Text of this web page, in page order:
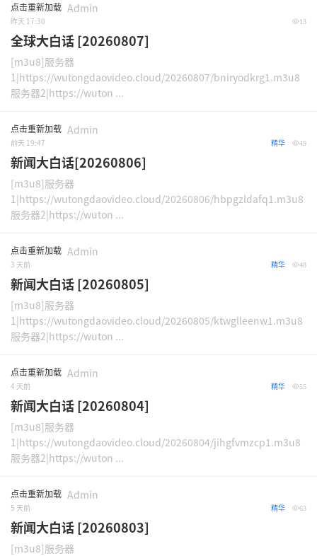
点击重新加载 Admin
昨天 17:30 13
全球大白话 [20260807]
[m3u8]服务器
1|https://wutongdaovideo.cloud/20260807/bniryodkrg1.m3u8
服务器2|https://wuton ...
点击重新加载 Admin
前天 19:47 49
精华
新闻大白话[20260806]
[m3u8]服务器
1|https://wutongdaovideo.cloud/20260806/hbpgzldafq1.m3u8
服务器2|https://wuton ...
点击重新加载 Admin
3 天前 48
精华
新闻大白话 [20260805]
[m3u8]服务器
1|https://wutongdaovideo.cloud/20260805/ktwglleenw1.m3u8
服务器2|https://wuton ...
点击重新加载 Admin
4 天前 55
精华
新闻大白话 [20260804]
[m3u8]服务器
1|https://wutongdaovideo.cloud/20260804/jihgfvmzcp1.m3u8
服务器2|https://wuton ...
点击重新加载 Admin
5 天前 63
精华
新闻大白话 [20260803]
[m3u8]服务器